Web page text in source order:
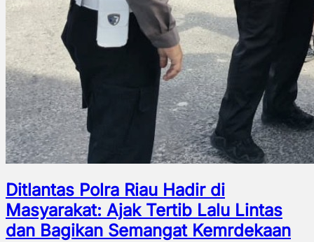
Ditlantas Polra Riau Hadir di
Masyarakat: Ajak Tertib Lalu Lintas
dan Bagikan Semangat Kemrdekaan